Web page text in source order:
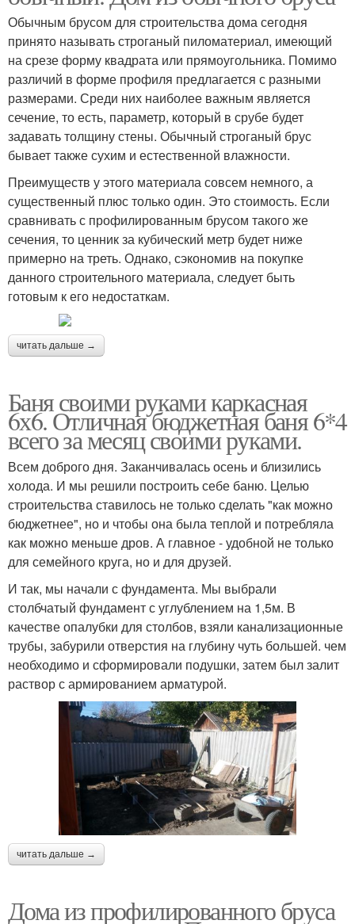
Обычным брусом для строительства дома сегодня
принято называть строганый пиломатериал, имеющий
на срезе форму квадрата или прямоугольника. Помимо
различий в форме профиля предлагается с разными
размерами. Среди них наиболее важным является
сечение, то есть, параметр, который в срубе будет
задавать толщину стены. Обычный строганый брус
бывает также сухим и естественной влажности.
Преимуществ у этого материала совсем немного, а
существенный плюс только один. Это стоимость. Если
сравнивать с профилированным брусом такого же
сечения, то ценник за кубический метр будет ниже
примерно на треть. Однако, сэкономив на покупке
данного строительного материала, следует быть
готовым к его недостаткам.
читать дальше →
Баня своими руками каркасная
6х6. Отличная бюджетная баня 6*4
всего за месяц своими руками.
Всем доброго дня. Заканчивалась осень и близились
холода. И мы решили построить себе баню. Целью
строительства ставилось не только сделать "как можно
бюджетнее", но и чтобы она была теплой и потребляла
как можно меньше дров. А главное - удобной не только
для семейного круга, но и для друзей.
И так, мы начали с фундамента. Мы выбрали
столбчатый фундамент с углублением на 1,5м. В
качестве опалубки для столбов, взяли канализационные
трубы, забурили отверстия на глубину чуть большей. чем
необходимо и сформировали подушки, затем был залит
раствор с армированием арматурой.
читать дальше →
Дома из профилированного бруса